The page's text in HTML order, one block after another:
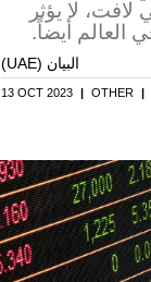
لا يؤثر
العالم أيضاً.
(UAE) البيان
13 OCT 2023 | OTHER |